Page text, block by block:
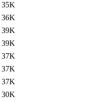
35K
36K
39K
39K
37K
37K
37K
30K